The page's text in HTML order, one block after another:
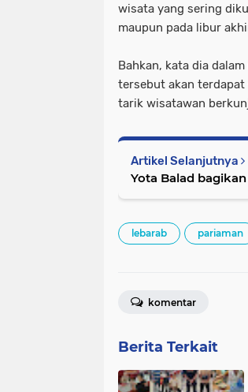
wisata yang sering
maupun pada libur
Bahkan, kata dia
tersebut akan terdapat
tarik wisatawan
Artikel Selanjutnya
Yota Balad
lebarab pariaman
komentar
Berita Terkait